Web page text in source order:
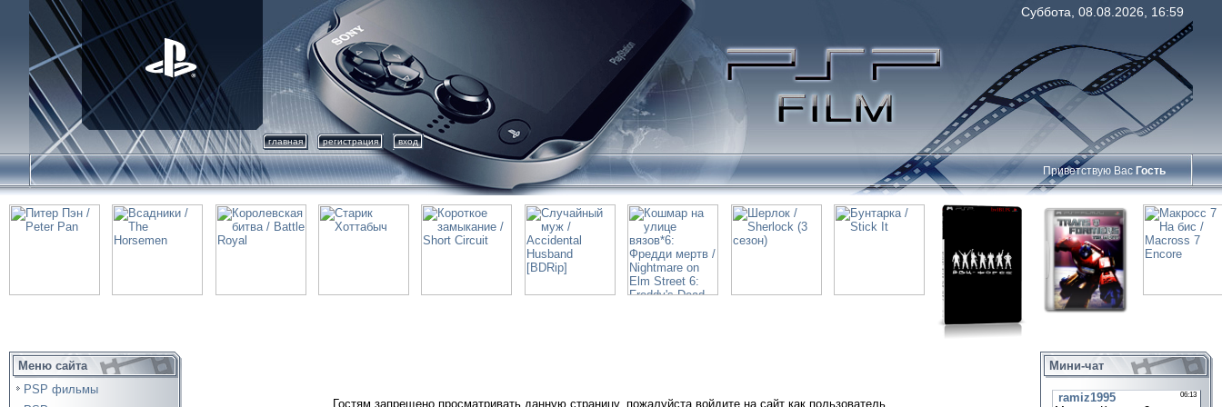
Суббота, 08.08.2026, 16:59
главная регистрация вход
Приветствую Вас Гость
Меню сайта
PSP фильмы
Гостям запрещено просматривать данную страницу, пожалуйста войдите на сайт как пользователь.
Мини-чат